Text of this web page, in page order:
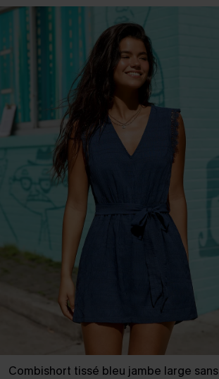
Combishort tissé bleu jambe large sans